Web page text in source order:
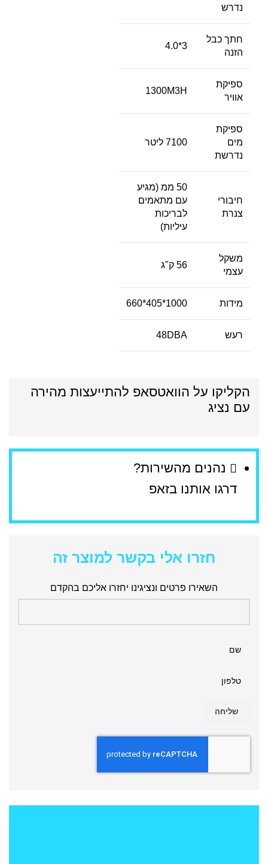
נדרש
חתך כבל
הזנה
3*4.0
ספיקת
אוויר
1300M3H
ספיקת
מים
נדרשת
7100 ליטר
חיבורי
צנרת
50 ממ (מגיע
עם מתאמים
לבריכות
עיליות)
משקל
עצמי
56 ק"ג
מידות 1000*405*660
רעש 48DBA
הקליקו על הוואטסאפ להתייעצות מהירה
עם נציג
נהנים מהשירות?
דרגו אותנו בזאפ
חזרו אלי בקשר למוצר זה
השאירו פרטים ונציגינו יחזרו אליכם בהקדם